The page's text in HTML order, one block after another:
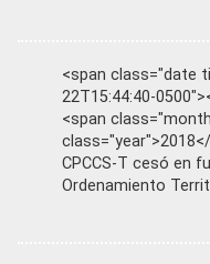
<span class="date
22T15:44:40-
<span
CPCCS-T cesó en
Ordenamiento